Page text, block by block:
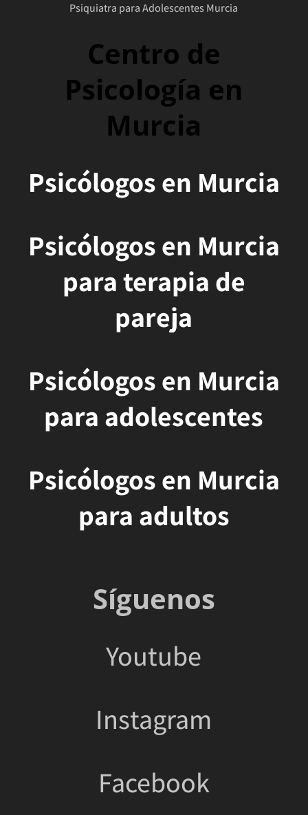
Psiquiatra para Adolescentes Murcia
Centro de
Psicología en
Murcia
Psicólogos en Murcia
Psicólogos en Murcia
para terapia de
pareja
Psicólogos en Murcia
para adolescentes
Psicólogos en Murcia
para adultos
Síguenos
Youtube
Instagram
Facebook